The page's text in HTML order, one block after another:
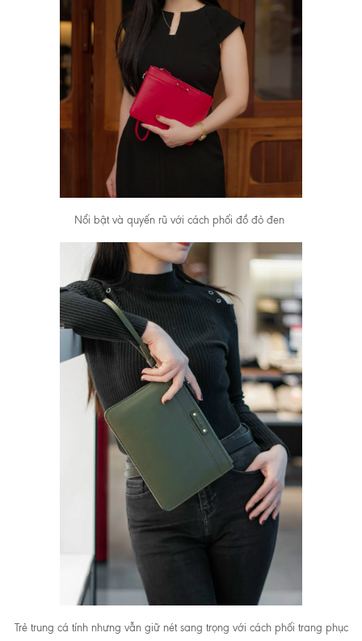
Nổi bật và quyến rũ với cách phối đồ đỏ đen
Trẻ trung cá tính nhưng vẫn giữ nét sang trọng với cách phối trang phục